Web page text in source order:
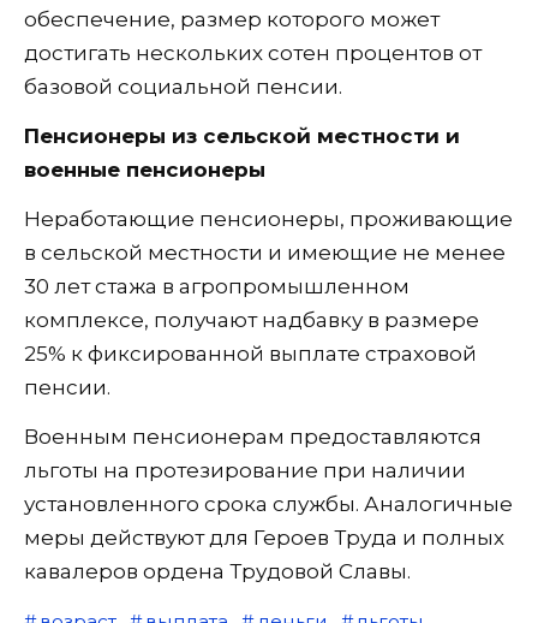
обеспечение, размер которого может
достигать нескольких сотен процентов от
базовой социальной пенсии.
Пенсионеры из сельской местности и
военные пенсионеры
Неработающие пенсионеры, проживающие
в сельской местности и имеющие не менее
30 лет стажа в агропромышленном
комплексе, получают надбавку в размере
25% к фиксированной выплате страховой
пенсии.
Военным пенсионерам предоставляются
льготы на протезирование при наличии
установленного срока службы. Аналогичные
меры действуют для Героев Труда и полных
кавалеров ордена Трудовой Славы.